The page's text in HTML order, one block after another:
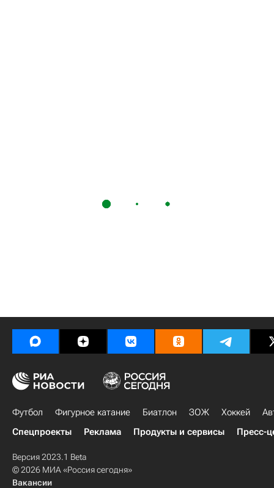
Футбол Фигурное катание Биатлон ЗОЖ Хоккей
Спецпроекты
Реклама Продукты и сервисы Пресс-
Версия 2023.1 Beta
© 2026 МИА «Россия сегодня»
Вакансии